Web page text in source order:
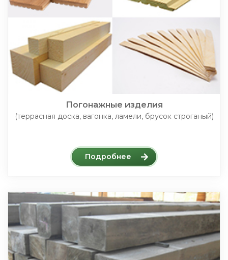
Погонажные изделия
(террасная доска, вагонка, ламели, брусок строганый)
Подробнее